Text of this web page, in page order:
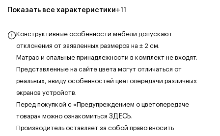
Показать все характеристики+11
Конструктивные особенности мебели допускают
отклонения от заявленных размеров на ± 2 см.
Матрас и спальные принадлежности в комплект не входят.
Представленные на сайте цвета могут отличаться от
реальных, ввиду особенностей цветопередачи различных
экранов устройств.
Перед покупкой с «Предупреждением о цветопередаче
товара» можно ознакомиться ЗДЕСЬ.
Производитель оставляет за собой право вносить